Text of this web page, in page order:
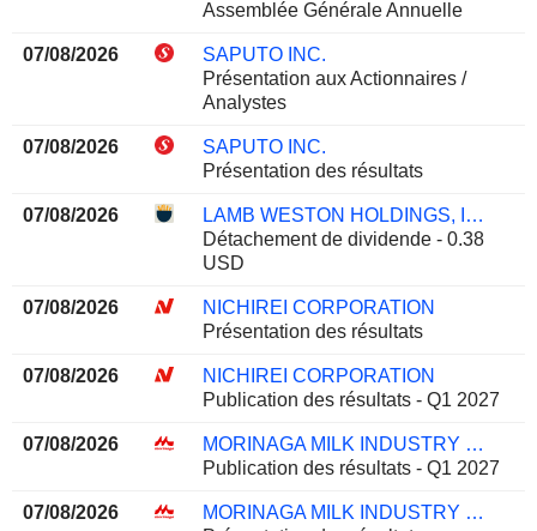
Assemblée Générale Annuelle
07/08/2026
SAPUTO INC.
Présentation aux Actionnaires /
Analystes
07/08/2026
SAPUTO INC.
Présentation des résultats
07/08/2026
LAMB WESTON HOLDINGS, INC.
Détachement de dividende - 0.38
USD
07/08/2026
NICHIREI CORPORATION
Présentation des résultats
07/08/2026
NICHIREI CORPORATION
Publication des résultats - Q1 2027
07/08/2026
MORINAGA MILK INDUSTRY CO., LTD.
Publication des résultats - Q1 2027
07/08/2026
MORINAGA MILK INDUSTRY CO., LTD.